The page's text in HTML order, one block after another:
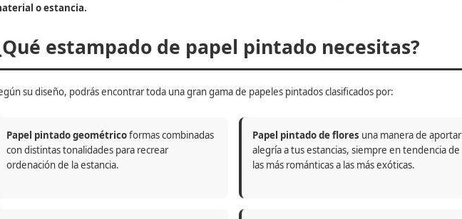
o estancia.
estampado de papel pintado necesitas?
su diseño, podrás encontrar toda una gran gama de papeles pintados clasificados por:
Papel pintado geométricoformas combinadas
con distintas tonalidades para recrear
ordenación de la estancia.
Papel pintado de flores una manera de aportar
alegría a tus estancias, siempre en tendencia de
las más románticas a las más exóticas.